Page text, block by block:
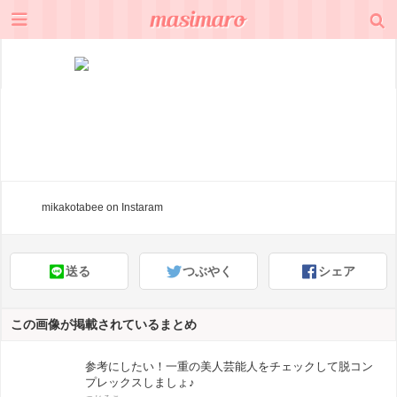
mikakotabee on Instaram
送る つぶやく シェア
この画像が掲載されているまとめ
参考にしたい！一重の美人芸能人をチェックして脱コン
プレックスしましょ♪